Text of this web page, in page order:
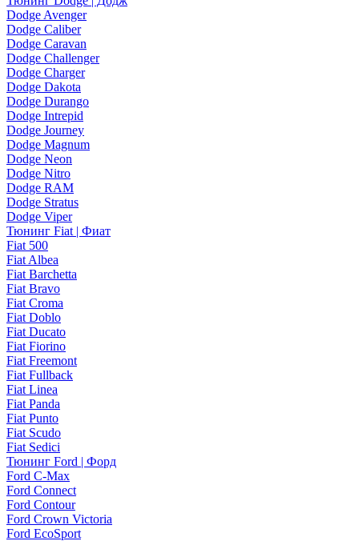
Dodge Avenger
Dodge Caliber
Dodge Caravan
Dodge Challenger
Dodge Charger
Dodge Dakota
Dodge Durango
Dodge Intrepid
Dodge Journey
Dodge Magnum
Dodge Neon
Dodge Nitro
Dodge RAM
Dodge Stratus
Dodge Viper
Тюнинг Fiat | Фиат
Fiat 500
Fiat Albea
Fiat Barchetta
Fiat Bravo
Fiat Croma
Fiat Doblo
Fiat Ducato
Fiat Fiorino
Fiat Freemont
Fiat Fullback
Fiat Linea
Fiat Panda
Fiat Punto
Fiat Scudo
Fiat Sedici
Тюнинг Ford | Форд
Ford C-Max
Ford Connect
Ford Contour
Ford Crown Victoria
Ford EcoSport